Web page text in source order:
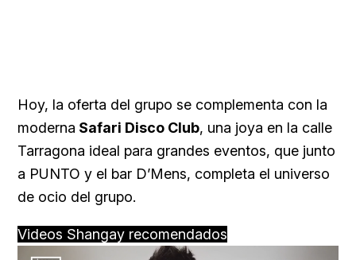
Hoy, la oferta del grupo se complementa con la
moderna Safari Disco Club, una joya en la calle
Tarragona ideal para grandes eventos, que junto
a PUNTO y el bar D’Mens, completa el universo
de ocio del grupo.
Videos Shangay recomendados